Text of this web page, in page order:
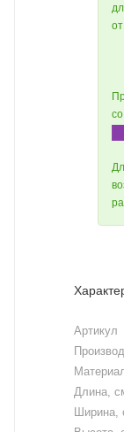
Артикул
Длина,
Ширина,